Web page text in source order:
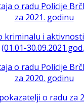
o radu Policije
za 2021. godinu
kriminalu i
(01.01-
o radu Policije
za 2020. godinu
o radu za